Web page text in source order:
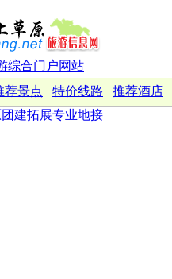
综合门户网站
荐景点 特价线路 推荐酒店